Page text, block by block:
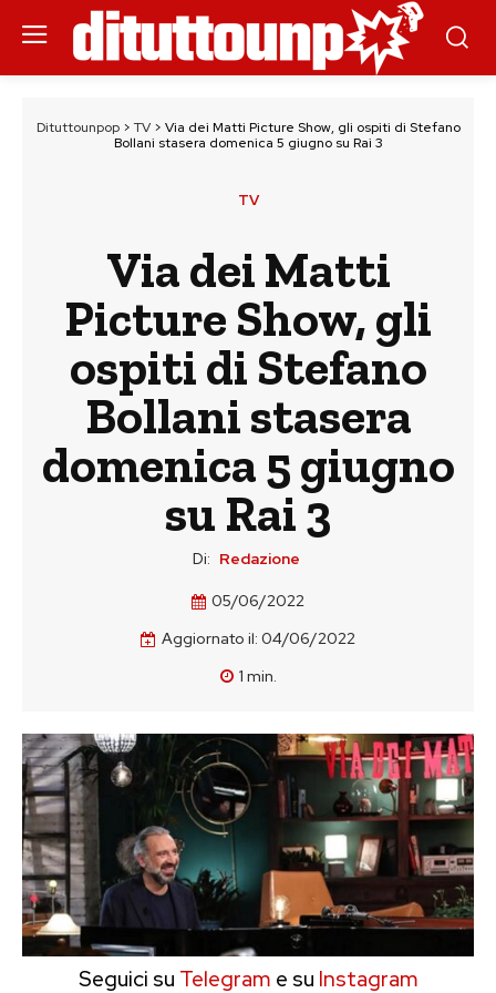
Dituttounpop> TV> Via dei Matti Picture Show, gli ospiti di Stefano
Bollani stasera domenica 5 giugno su Rai 3
TV
Via dei Matti
Picture Show, gli
ospiti di Stefano
Bollani stasera
domenica 5 giugno
su Rai 3
Di: Redazione
05/06/2022
Aggiornato il: 04/06/2022
1 min.
Seguici su Telegram e su Instagram